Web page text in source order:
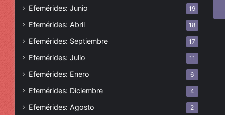
Efemérides: Junio 19
Efemérides: Abril 18
Efemérides: Septiembre 17
Efemérides: Julio 11
Efemérides: Enero 6
Efemérides: Diciembre 4
Efemérides: Agosto 2